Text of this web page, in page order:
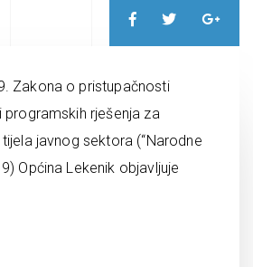
Zakona o pristupačnosti
programskih rješenja za
javnog sektora (“Narodne
Općina Lekenik objavljuje